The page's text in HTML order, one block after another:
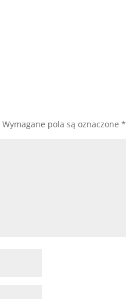
Wymagane pola są oznaczone*